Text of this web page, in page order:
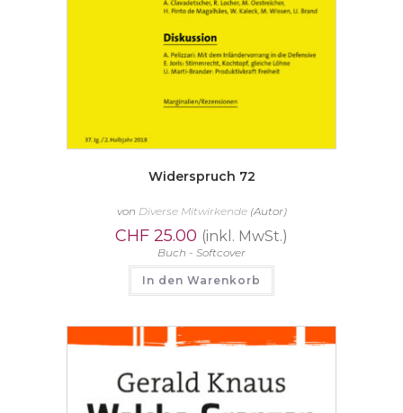
Widerspruch 72
von Diverse Mitwirkende(Autor)
CHF 25.00 (inkl. MwSt.)
Buch - Softcover
In den Warenkorb